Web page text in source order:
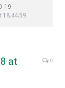
19
18.44.59
at
0